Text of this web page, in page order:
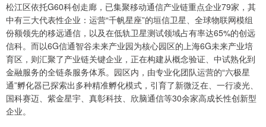
松江区依托G60科创走廊，已集聚移动通信产业链重点企业79家，其
中有三大代表性企业：运营“千帆星座”的垣信卫星、全球物联网模组
份额领先的移远通信，以及在低轨卫星测试领域占有率达65%的创远
信科。而以6G信通智谷未来产业园为核心园区的上海6G未来产业培
育区，则汇聚了产业链关键企业，正在构建从概念验证、中试熟化到
金融服务的全链条服务体系。园区内，由专业化团队运营的“六极星
通”孵化器已探索出多种精准孵化模式，引育了新微泛在、一行凌光、
国科赛迈、紫金星宇、真彰科技、欣脑通信等30余家高成长性创新型
企业。